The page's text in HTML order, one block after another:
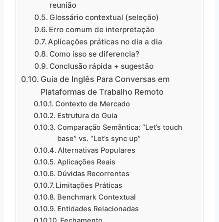
reunião
Glossário contextual (seleção)
Erro comum de interpretação
Aplicações práticas no dia a dia
Como isso se diferencia?
Conclusão rápida + sugestão
Guia de Inglês Para Conversas em
Plataformas de Trabalho Remoto
Contexto de Mercado
Estrutura do Guia
Comparação Semântica: “Let’s touch
base” vs. “Let’s sync up”
Alternativas Populares
Aplicações Reais
Dúvidas Recorrentes
Limitações Práticas
Benchmark Contextual
Entidades Relacionadas